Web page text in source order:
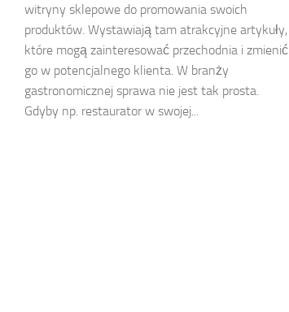
witryny sklepowe do promowania swoich
produktów. Wystawiają tam atrakcyjne artykuły,
które mogą zainteresować przechodnia i zmienić
go w potencjalnego klienta. W branży
gastronomicznej sprawa nie jest tak prosta.
Gdyby np. restaurator w swojej...